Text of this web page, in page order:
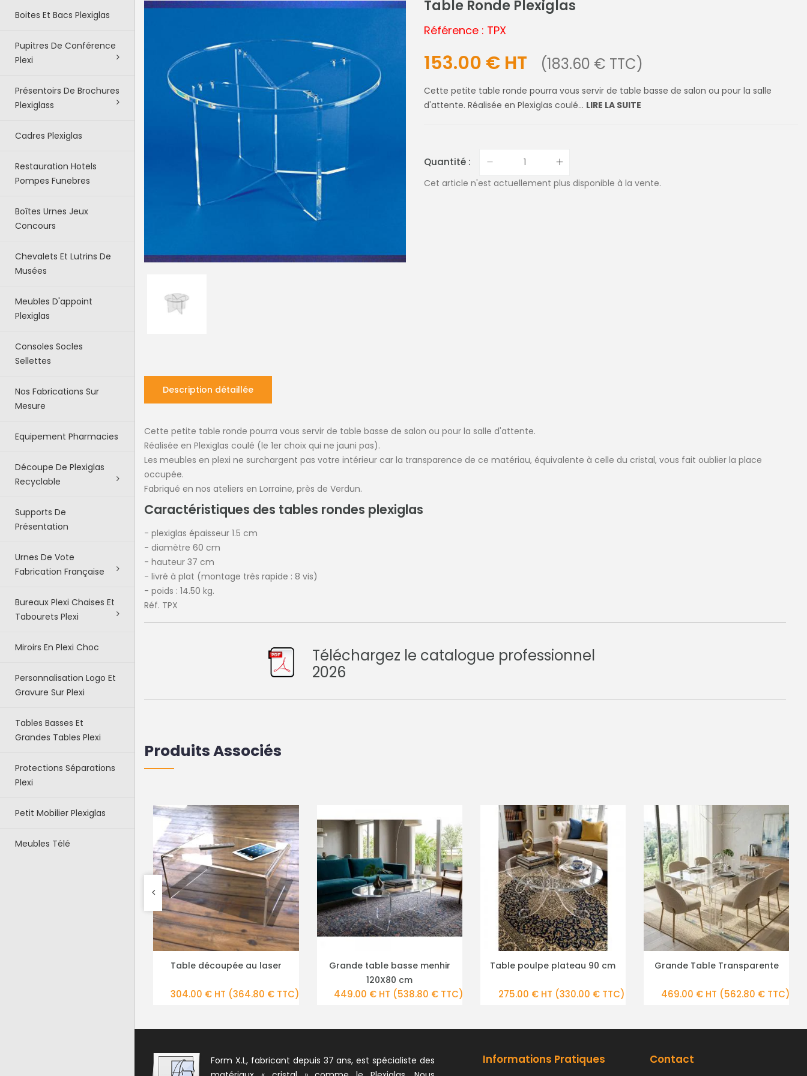
Boites Et Bacs Plexiglas
Pupitres De Conférence
Plexi
Présentoirs De Brochures
Plexiglass
Cadres Plexiglas
Restauration Hotels
Pompes Funebres
Boîtes Urnes Jeux
Concours
Chevalets Et Lutrins De
Musées
Meubles D'appoint
Plexiglas
Consoles Socles
Sellettes
Nos Fabrications Sur
Mesure
Equipement Pharmacies
Découpe De Plexiglas
Recyclable
Supports De
Présentation
Urnes De Vote
Fabrication Française
Bureaux Plexi Chaises Et
Tabourets Plexi
Miroirs En Plexi Choc
Personnalisation Logo Et
Gravure Sur Plexi
Tables Basses Et
Grandes Tables Plexi
Protections Séparations
Plexi
Petit Mobilier Plexiglas
Meubles Télé
Table Ronde Plexiglas
Référence : TPX
153.00 € HT (183.60 € TTC)
Cette petite table ronde pourra vous servir de table basse de salon ou pour la salle
d'attente. Réalisée en Plexiglas coulé... LIRE LA SUITE
Quantité :
Cet article n'est actuellement plus disponible à la vente.
Description détaillée
Cette petite table ronde pourra vous servir de table basse de salon ou pour la salle d'attente.
Réalisée en Plexiglas coulé (le 1er choix qui ne jauni pas).
Les meubles en plexi ne surchargent pas votre intérieur car la transparence de ce matériau, équivalente à celle du cristal, vous fait oublier la place
occupée.
Fabriqué en nos ateliers en Lorraine, près de Verdun.
Caractéristiques des tables rondes plexiglas
- plexiglas épaisseur 1.5 cm
- diamètre 60 cm
- hauteur 37 cm
- livré à plat (montage très rapide : 8 vis)
- poids : 14.50 kg.
Réf. TPX
Téléchargez le catalogue professionnel
2026
Produits Associés
PLUS DE DÉTAILS
Grande table basse menhir
449.00 € HT (538.80 € TTC)
PLUS DE DÉTAILS
Table poulpe plateau 90 cm
275.00 € HT (330.00 € TTC)
PLUS DE DÉTAILS
Grande Table Transparente
469.00 € HT (562.80 € TTC)
PLUS DE DÉTAILS
Table Basse Rectangulaire
659.00 € HT (790.80 € TTC)
Form X.L, fabricant depuis 37 ans, est spécialiste des
Informations Pratiques Contact